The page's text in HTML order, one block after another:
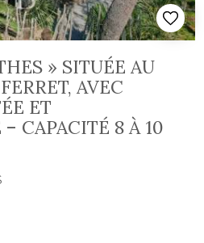
» SITUÉE AU
AVEC
ET
CAPACITÉ 8 À 10